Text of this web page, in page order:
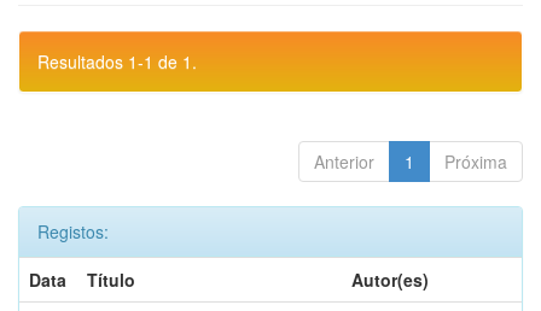
Resultados 1-1 de 1.
Anterior 1 Próxima
Registos:
Data
Título
Autor(es)